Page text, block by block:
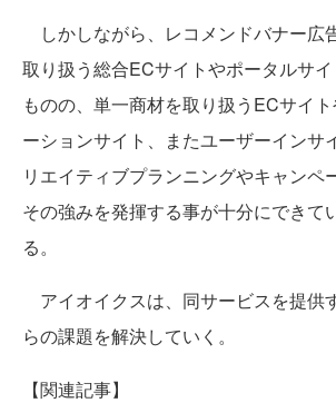
しかしながら、レコメンドバナー広
取り扱う総合ECサイトやポータルサ
ものの、単一商材を取り扱うECサイ
ーションサイト、またユーザーインサ
リエイティブプランニングやキャンペ
その強みを発揮する事が十分にできて
る。
アイオイクスは、同サービスを提供
らの課題を解決していく。
【関連記事】